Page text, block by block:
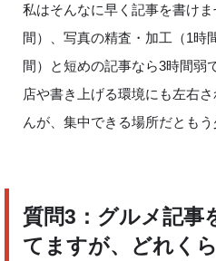
私はそんなに早く記事を書け
間）、写真の精査・加工（1時
間）と短めの記事なら3時間弱
店や書き上げる環境にも左右
んが、集中できる場所だともう
質問3 ：グルメ記事
てますが、どれく